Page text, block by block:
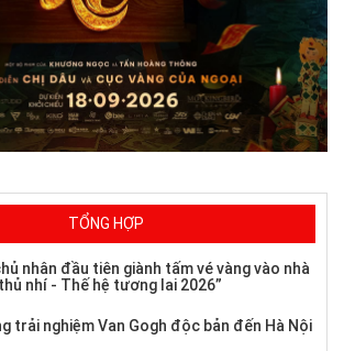
TỔNG HỢP
nhân đầu tiên giành tấm vé vàng vào nhà
nhí - Thế hệ tương lai 2026”
trải nghiệm Van Gogh độc bản đến Hà Nội